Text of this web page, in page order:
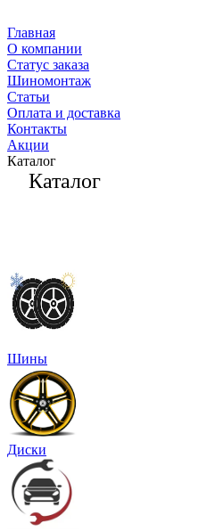
Главная
О компании
Статус заказа
Шиномонтаж
Статьи
Оплата и доставка
Контакты
Акции
Каталог
Каталог
Шины
Диски